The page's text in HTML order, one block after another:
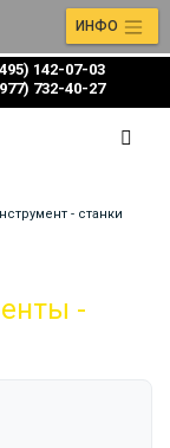
142-07-03
732-40-27
ИНФО
- станки
-